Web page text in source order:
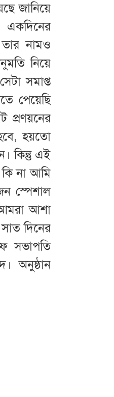
জানিয়ে
একদিনের
নামও
নিয়ে
সমাপ্ত
পেয়েছি
প্রণয়নের
হয়তো
কিন্তু এই
না আমি
স্পেশাল
আশা
দিনের
সভাপতি
অনুষ্ঠান